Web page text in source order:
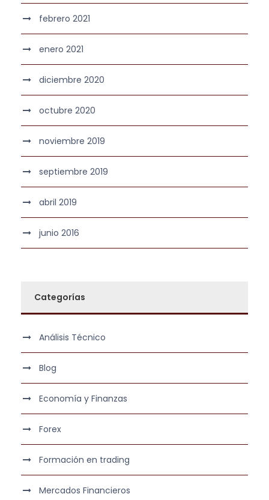
febrero 2021
enero 2021
diciembre 2020
octubre 2020
noviembre 2019
septiembre 2019
abril 2019
junio 2016
Categorías
Análisis Técnico
Blog
Economía y Finanzas
Forex
Formación en trading
Mercados Financieros